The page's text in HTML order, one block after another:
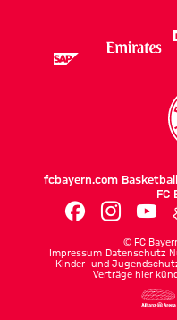
fcbayern.com Basketball
FC
© FC
Impressum Datenschutz
Kinder- und
Verträge hier